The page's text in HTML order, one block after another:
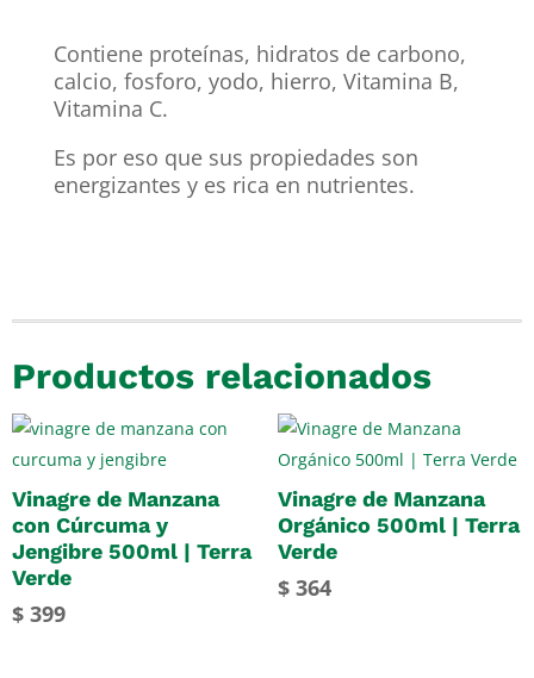
Contiene proteínas, hidratos de carbono,
calcio, fosforo, yodo, hierro, Vitamina B,
Vitamina C.
Es por eso que sus propiedades son
energizantes y es rica en nutrientes.
Productos relacionados
Vinagre de Manzana
con Cúrcuma y
Jengibre 500ml | Terra
Verde
$ 399
Vinagre de Manzana
Orgánico 500ml | Terra
Verde
$364